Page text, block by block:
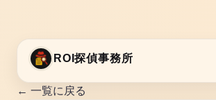
ROI探偵事務所
← 一覧に戻る